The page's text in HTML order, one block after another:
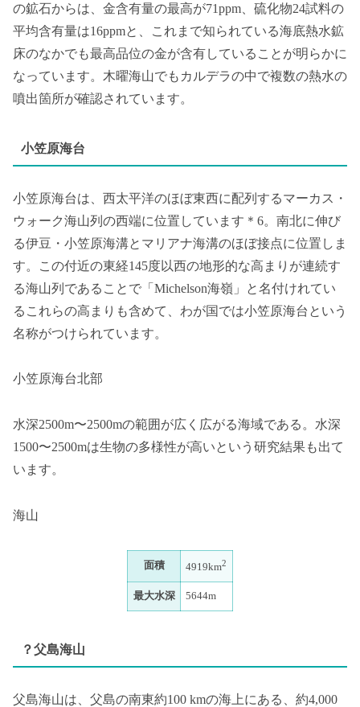
の鉱石からは、金含有量の最高が71ppm、硫化物24試料の
平均含有量は16ppmと、これまで知られている海底熱水鉱
床のなかでも最高品位の金が含有していることが明らかに
なっています。木曜海山でもカルデラの中で複数の熱水の
噴出箇所が確認されています。
小笠原海台
小笠原海台は、西太平洋のほぼ東西に配列するマーカス・
ウォーク海山列の西端に位置しています＊6。南北に伸び
る伊豆・小笠原海溝とマリアナ海溝のほぼ接点に位置しま
す。この付近の東経145度以西の地形的な高まりが連続す
る海山列であることで「Michelson海嶺」と名付けれてい
るこれらの高まりも含めて、わが国では小笠原海台という
名称がつけられています。
小笠原海台北部
水深2500m〜2500mの範囲が広く広がる海域である。水深
1500〜2500mは生物の多様性が高いという研究結果も出て
います。
海山
面積 4919km2
最大水深 5644m
？父島海山
父島海山は、父島の南東約100 kmの海上にある、約4,000